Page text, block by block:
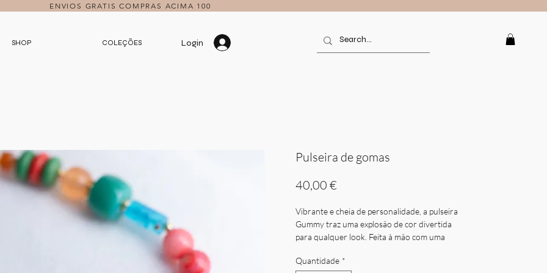
SHOP COLEÇÕES
ENVIOS GRATIS COMPRAS ACIMA 100
Login
Pulseira de gomas
40,00 €
Vibrante e cheia de personalidade, a pulseira
Gummy traz uma explosão de cor divertida
para qualquer look. Feita à mão com uma
— incluindo tons turquesa, coral, laranja
Quantidade *